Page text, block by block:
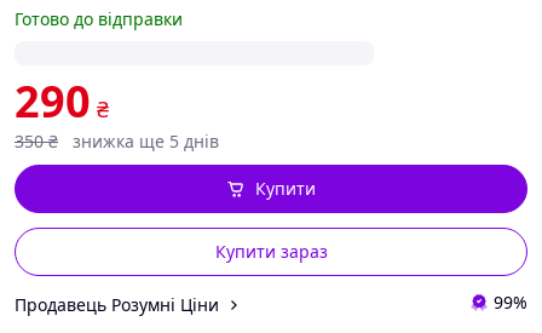
Готово до відправки
290 ₴
350 ₴ знижка ще 5 днів
Купити зараз
Купити
Продавець Розумні Ціни 99%